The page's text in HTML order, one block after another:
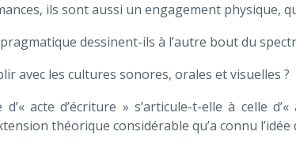
ils sont aussi un engagement physique,
dessinent-ils à l’autre bout du
avec les cultures sonores, orales et visuelles ?
d’« acte d’écriture » s’articule-t-elle à celle
théorique considérable qu’a connu